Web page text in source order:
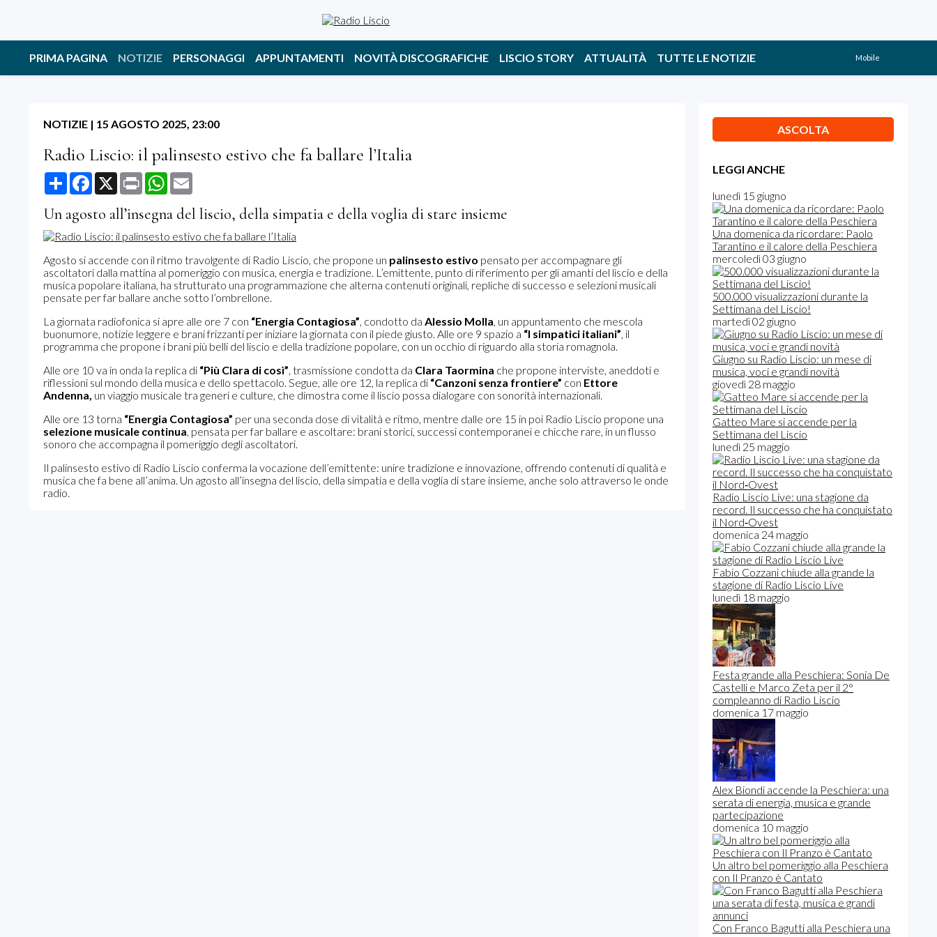
PRIMA PAGINA NOTIZIE PERSONAGGI APPUNTAMENTI NOVITÀ DISCOGRAFICHE LISCIO STORY ATTUALITÀ TUTTE LE NOTIZIE Mobile
NOTIZIE | 15 AGOSTO 2025, 23:00
Radio Liscio: il palinsesto estivo che fa ballare l’Italia
Share Facebook
X Print WhatsApp
Un agosto all’insegna del liscio, della simpatia e della voglia di stare insieme
Agosto si accende con il ritmo travolgente di Radio Liscio, che propone un palinsesto estivo pensato per accompagnare gli
ascoltatori dalla mattina al pomeriggio con musica, energia e tradizione. L’emittente, punto di riferimento per gli amanti del liscio e della
musica popolare italiana, ha strutturato una programmazione che alterna contenuti originali, repliche di successo e selezioni musicali
pensate per far ballare anche sotto l’ombrellone.
La giornata radiofonica si apre alle ore 7 con “Energia Contagiosa”, condotto da Alessio Molla, un appuntamento che mescola
buonumore, notizie leggere e brani frizzanti per iniziare la giornata con il piede giusto. Alle ore 9 spazio a “I simpatici italiani”, il
programma che propone i brani più belli del liscio e della tradizione popolare, con un occhio di riguardo alla storia romagnola.
Alle ore 10 va in onda la replica di “Più Clara di così”, trasmissione condotta da Clara Taormina che propone interviste, aneddoti e
riflessioni sul mondo della musica e dello spettacolo. Segue, alle ore 12, la replica di “Canzoni senza frontiere” con Ettore
Andenna, un viaggio musicale tra generi e culture, che dimostra come il liscio possa dialogare con sonorità internazionali.
Alle ore 13 torna “Energia Contagiosa” per una seconda dose di vitalità e ritmo, mentre dalle ore 15 in poi Radio Liscio propone una
selezione musicale continua, pensata per far ballare e ascoltare: brani storici, successi contemporanei e chicche rare, in un flusso
sonoro che accompagna il pomeriggio degli ascoltatori.
Il palinsesto estivo di Radio Liscio conferma la vocazione dell’emittente: unire tradizione e innovazione, offrendo contenuti di qualità e
musica che fa bene all’anima. Un agosto all’insegna del liscio, della simpatia e della voglia di stare insieme, anche solo attraverso le onde
radio.
ASCOLTA
LEGGI ANCHE
lunedì 15 giugno
Una domenica da ricordare: Paolo
Tarantino e il calore della Peschiera
mercoledì 03 giugno
500.000 visualizzazioni durante la
Settimana del Liscio!
martedì 02 giugno
Giugno su Radio Liscio: un mese di
musica, voci e grandi novità
giovedì 28 maggio
Gatteo Mare si accende per la
Settimana del Liscio
lunedì 25 maggio
Radio Liscio Live: una stagione da
record. Il successo che ha conquistato
il Nord‑Ovest
domenica 24 maggio
Fabio Cozzani chiude alla grande la
stagione di Radio Liscio Live
lunedì 18 maggio
Festa grande alla Peschiera: Sonia De
Castelli e Marco Zeta per il 2°
compleanno di Radio Liscio
domenica 17 maggio
Alex Biondi accende la Peschiera: una
serata di energia, musica e grande
partecipazione
domenica 10 maggio
Un altro bel pomeriggio alla Peschiera
con Il Pranzo è Cantato
Con Franco Bagutti alla Peschiera una